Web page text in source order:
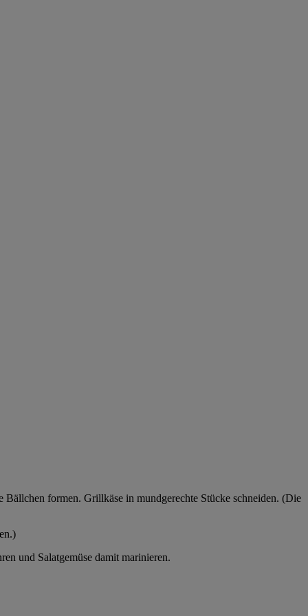
formen. Grillkäse in mundgerechte Stücke schneiden. (Die
und Salatgemüse damit marinieren.